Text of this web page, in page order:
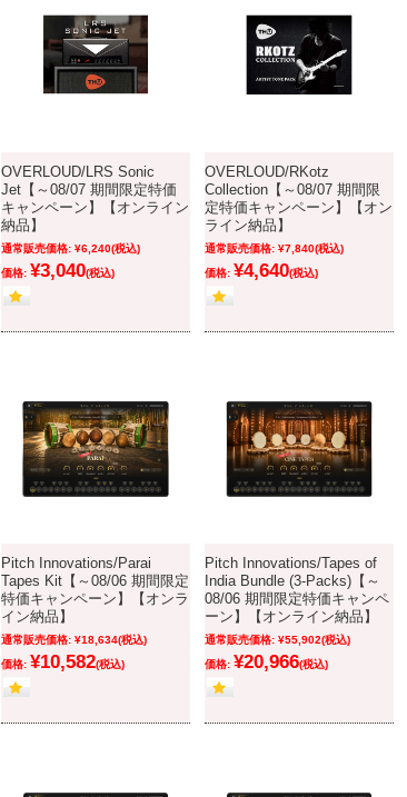
OVERLOUD/LRS Sonic
Jet【～08/07 期間限定特価
キャンペーン】【オンライン
納品】
通常販売価格: ¥6,240(税込)
価格: ¥3,040(税込)
OVERLOUD/RKotz
Collection【～08/07 期間限
定特価キャンペーン】【オン
ライン納品】
通常販売価格: ¥7,840(税込)
価格: ¥4,640(税込)
Pitch Innovations/Parai
Tapes Kit【～08/06 期間限定
特価キャンペーン】【オンラ
イン納品】
通常販売価格: ¥18,634(税込)
価格: ¥10,582(税込)
Pitch Innovations/Tapes of
India Bundle (3-Packs)【～
08/06 期間限定特価キャンペ
ーン】【オンライン納品】
通常販売価格: ¥55,902(税込)
価格: ¥20,966(税込)